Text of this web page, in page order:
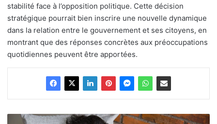
stabilité face à l’opposition politique. Cette décision
stratégique pourrait bien inscrire une nouvelle dynamique
dans la relation entre le gouvernement et ses citoyens, en
montrant que des réponses concrètes aux préoccupations
quotidiennes peuvent être apportées.